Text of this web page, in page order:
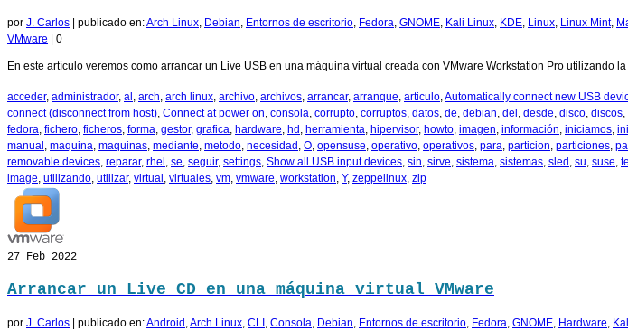
por J. Carlos publicado en:Arch Linux, Debian, Entornos de escritorio, Fedora, GNOME, Kali Linux, KDE, Linux, Linux Mint,
VMware
0
En este artículo veremos como arrancar un Live USB en una máquina virtual creada con VMware Workstation Pro utilizando
acceder, administrador, al , arch, arch linux, archivo, archivos, arrancar, arranque, articulo,Automatically connect new USB
connect (disconnect from host), Connect at power on, consola, corrupto, corruptos, datos, de, debian, del , desde, disco, discos,
fedora, fichero, ficheros, forma, gestor, grafica, hardware, hd , herramienta, hipervisor, howto, imagen, información, iniciamos,
manual , maquina, maquinas, mediante, metodo, necesidad , O, opensuse, operativo, operativos, para, particion, particiones,
removable devices, reparar, rhel , se, seguir, settings, Show all USB input devices, sin, sirve, sistema, sistemas, sled , su, suse,
image, utilizando, utilizar, virtual , virtuales, vm, vmware, workstation, Y, zeppelinux, zip
27 Feb 2022
Arrancar un Live CD en una máquina virtual VMware
por J. Carlos publicado en:Android ,Arch Linux, CLI , Consola, Debian, Entornos de escritorio, Fedora, GNOME, Hardware,